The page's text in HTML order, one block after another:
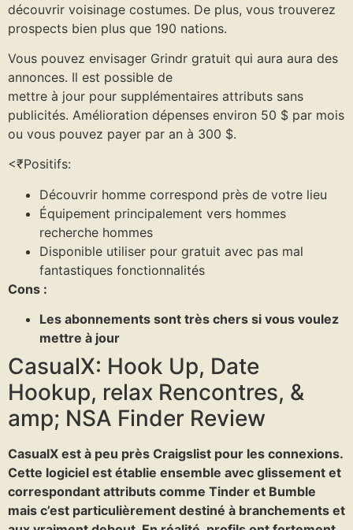
découvrir voisinage costumes. De plus, vous trouverez
prospects bien plus que 190 nations.
Vous pouvez envisager Grindr gratuit qui aura aura des
annonces. Il est possible de
mettre à jour pour supplémentaires attributs sans
publicités. Amélioration dépenses environ 50 $ par mois
ou vous pouvez payer par an à 300 $.
<₹Positifs:
Découvrir homme correspond près de votre lieu
Équipement principalement vers hommes
recherche hommes
Disponible utiliser pour gratuit avec pas mal
fantastiques fonctionnalités
Cons :
Les abonnements sont très chers si vous voulez
mettre à jour
CasualX: Hook Up, Date
Hookup, relax Rencontres, &
amp; NSA Finder Review
CasualX est à peu près Craigslist pour les connexions.
Cette logiciel est établie ensemble avec glissement et
correspondant attributs comme Tinder et Bumble
mais c’est particulièrement destiné à branchements et